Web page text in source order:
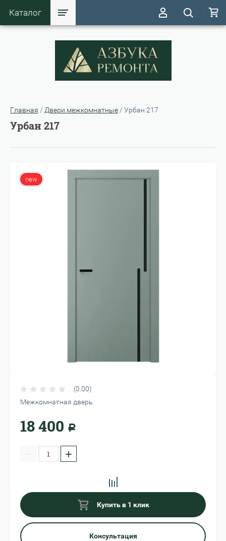
Каталог
Главная / Двери межкомнатные / Урбан 217
Урбан 217
new
(0.00)
Межкомнатная дверь
18 400 Р
− +
Купить в 1 клик
Консультация